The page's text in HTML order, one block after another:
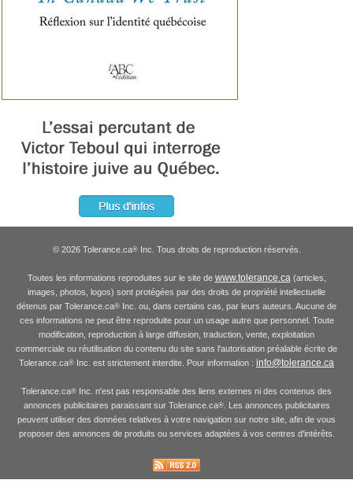
© 2026 Tolerance.ca®Inc. Tous droits de reproduction réservés.
Toutes les informations reproduites sur le site de www.tolerance.ca(articles,
images, photos, logos) sont protégées par des droits de propriété intellectuelle
détenus par Tolerance.ca® Inc. ou, dans certains cas, par leurs auteurs. Aucune de
ces informations ne peut être reproduite pour un usage autre que personnel. Toute
modification, reproduction à large diffusion, traduction, vente, exploitation
commerciale ou réutilisation du contenu du site sans l'autorisation préalable écrite de
Tolerance.ca® Inc. est strictement interdite. Pour information : info@tolerance.ca
Tolerance.ca® Inc. n'est pas responsable des liens externes ni des contenus des
annonces publicitaires paraissant sur Tolerance.ca®. Les annonces publicitaires
peuvent utiliser des données relatives à votre navigation sur notre site, afin de vous
proposer des annonces de produits ou services adaptées à vos centres d'intérêts.